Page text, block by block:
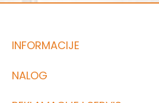
INFORMACIJE
NALOG